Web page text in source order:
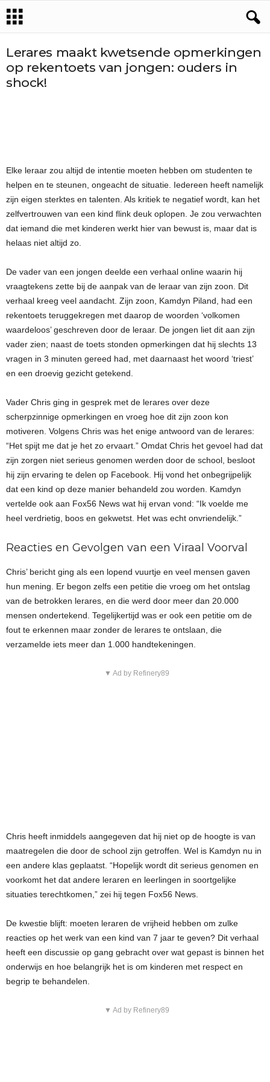
Lerares maakt kwetsende opmerkingen
op rekentoets van jongen: ouders in
shock!
Elke leraar zou altijd de intentie moeten hebben om studenten te
helpen en te steunen, ongeacht de situatie. Iedereen heeft namelijk
zijn eigen sterktes en talenten. Als kritiek te negatief wordt, kan het
zelfvertrouwen van een kind flink deuk oplopen. Je zou verwachten
dat iemand die met kinderen werkt hier van bewust is, maar dat is
helaas niet altijd zo.
De vader van een jongen deelde een verhaal online waarin hij
vraagtekens zette bij de aanpak van de leraar van zijn zoon. Dit
verhaal kreeg veel aandacht. Zijn zoon, Kamdyn Piland, had een
rekentoets teruggekregen met daarop de woorden ‘volkomen
waardeloos’ geschreven door de leraar. De jongen liet dit aan zijn
vader zien; naast de toets stonden opmerkingen dat hij slechts 13
vragen in 3 minuten gereed had, met daarnaast het woord ‘triest’
en een droevig gezicht getekend.
Vader Chris ging in gesprek met de lerares over deze
scherpzinnige opmerkingen en vroeg hoe dit zijn zoon kon
motiveren. Volgens Chris was het enige antwoord van de lerares:
“Het spijt me dat je het zo ervaart.” Omdat Chris het gevoel had dat
zijn zorgen niet serieus genomen werden door de school, besloot
hij zijn ervaring te delen op Facebook. Hij vond het onbegrijpelijk
dat een kind op deze manier behandeld zou worden. Kamdyn
vertelde ook aan Fox56 News wat hij ervan vond: “Ik voelde me
heel verdrietig, boos en gekwetst. Het was echt onvriendelijk.”
Reacties en Gevolgen van een Viraal Voorval
Chris’ bericht ging als een lopend vuurtje en veel mensen gaven
hun mening. Er begon zelfs een petitie die vroeg om het ontslag
van de betrokken lerares, en die werd door meer dan 20.000
mensen ondertekend. Tegelijkertijd was er ook een petitie om de
fout te erkennen maar zonder de lerares te ontslaan, die
verzamelde iets meer dan 1.000 handtekeningen.
▼ Ad by Refinery89
Chris heeft inmiddels aangegeven dat hij niet op de hoogte is van
maatregelen die door de school zijn getroffen. Wel is Kamdyn nu in
een andere klas geplaatst. “Hopelijk wordt dit serieus genomen en
voorkomt het dat andere leraren en leerlingen in soortgelijke
situaties terechtkomen,” zei hij tegen Fox56 News.
De kwestie blijft: moeten leraren de vrijheid hebben om zulke
reacties op het werk van een kind van 7 jaar te geven? Dit verhaal
heeft een discussie op gang gebracht over wat gepast is binnen het
onderwijs en hoe belangrijk het is om kinderen met respect en
begrip te behandelen.
▼ Ad by Refinery89